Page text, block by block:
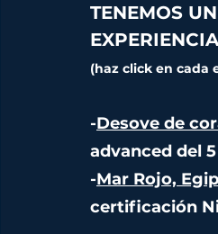
TENEMOS
(haz click en cada
-Desove de
advanced del
-Mar Rojo,
certificación